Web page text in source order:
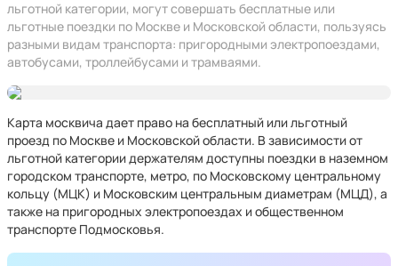
льготной категории, могут совершать бесплатные или
льготные поездки по Москве и Московской области, пользуясь
разными видам транспорта: пригородными электропоездами,
автобусами, троллейбусами и трамваями.
Карта москвича дает право на бесплатный или льготный
проезд по Москве и Московской области. В зависимости от
льготной категории держателям доступны поездки в наземном
городском транспорте, метро, по Московскому центральному
кольцу (МЦК) и Московским центральным диаметрам (МЦД), а
также на пригородных электропоездах и общественном
транспорте Подмосковья.